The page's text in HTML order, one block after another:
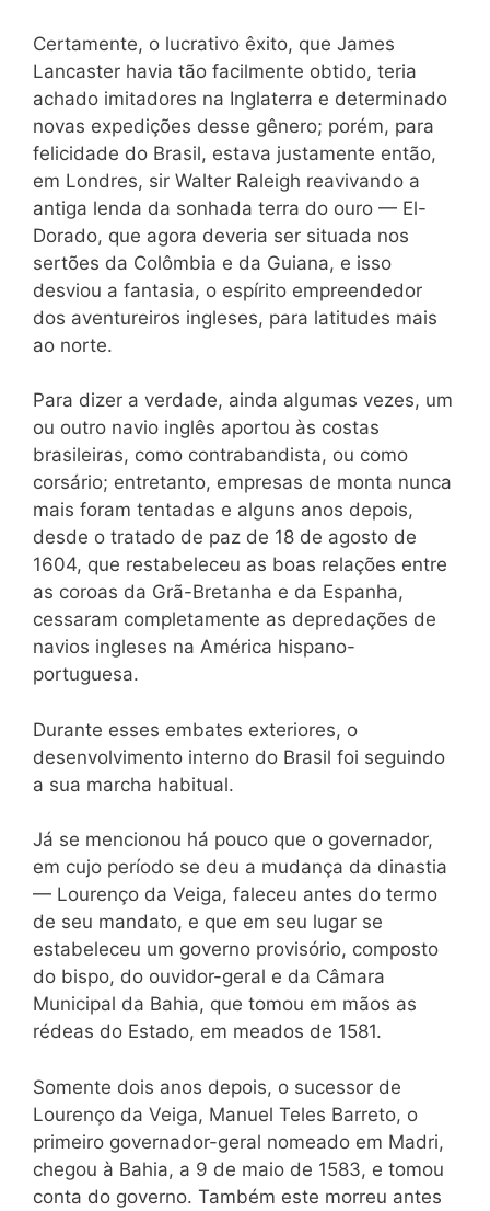
Certamente, o lucrativo êxito, que James
Lancaster havia tão facilmente obtido, teria
achado imitadores na Inglaterra e determinado
novas expedições desse gênero; porém, para
felicidade do Brasil, estava justamente então,
em Londres, sir Walter Raleigh reavivando a
antiga lenda da sonhada terra do ouro — El-
Dorado, que agora deveria ser situada nos
sertões da Colômbia e da Guiana, e isso
desviou a fantasia, o espírito empreendedor
dos aventureiros ingleses, para latitudes mais
ao norte.
Para dizer a verdade, ainda algumas vezes, um
ou outro navio inglês aportou às costas
brasileiras, como contrabandista, ou como
corsário; entretanto, empresas de monta nunca
mais foram tentadas e alguns anos depois,
desde o tratado de paz de 18 de agosto de
1604, que restabeleceu as boas relações entre
as coroas da Grã-Bretanha e da Espanha,
cessaram completamente as depredações de
navios ingleses na América hispano-
portuguesa.
Durante esses embates exteriores, o
desenvolvimento interno do Brasil foi seguindo
a sua marcha habitual.
Já se mencionou há pouco que o governador,
em cujo período se deu a mudança da dinastia
— Lourenço da Veiga, faleceu antes do termo
de seu mandato, e que em seu lugar se
estabeleceu um governo provisório, composto
do bispo, do ouvidor-geral e da Câmara
Municipal da Bahia, que tomou em mãos as
rédeas do Estado, em meados de 1581.
Somente dois anos depois, o sucessor de
Lourenço da Veiga, Manuel Teles Barreto, o
primeiro governador-geral nomeado em Madri,
chegou à Bahia, a 9 de maio de 1583, e tomou
conta do governo. Também este morreu antes